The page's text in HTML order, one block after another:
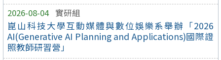
2026-08-04 實研組
崑山科技大學互動媒體與數位娛樂系舉辦「2026
AI(Generative AI Planning and Applications)國際證
照教師研習營」